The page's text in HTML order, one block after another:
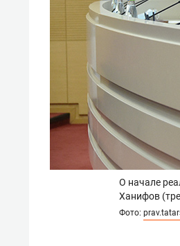
О начале
Ханифов
Фото: